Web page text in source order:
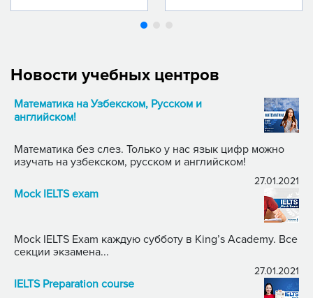
Новости учебных центров
Математика на Узбекском, Русском и
английском!
Математика без слез. Только у нас язык цифр можно
изучать на узбекском, русском и английском!
27.01.2021
Mock IELTS exam
Mock IELTS Exam каждую субботу в King’s Academy. Все
секции экзамена...
27.01.2021
IELTS Preparation course